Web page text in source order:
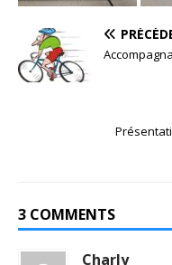
3 COMMENTS
Charly